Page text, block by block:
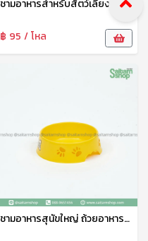
ชามอาหารสำหรับสัตว์เลี้ยง ชามข้าวหมาเล็ก ตราAP ชามอาหารสุนัข ชามข้าวแมว ชามข้าวสัตว์ ชามพลาสติกคุณภาพดี ปลอดภัย ทนทาน
฿ 95 / โหล
ชามอาหารสุนัขใหญ่ ถ้วยอาหารสุนัข ที่ใส่อาหารหมา ที่ใส่อาหารสุนัข ลายน่ารัก AP